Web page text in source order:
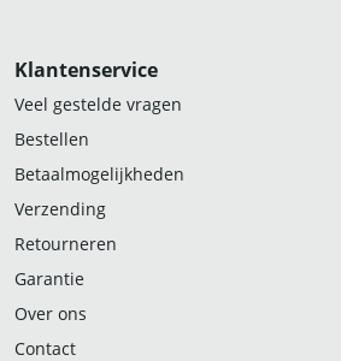
Klantenservice
Veel gestelde vragen
Bestellen
Betaalmogelijkheden
Verzending
Retourneren
Garantie
Over ons
Contact